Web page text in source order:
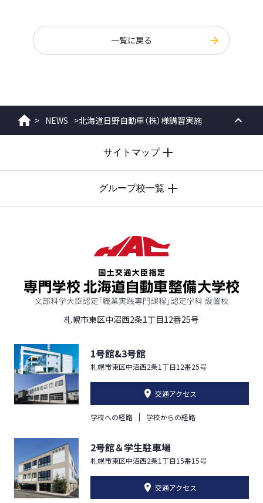
一覧に戻る
ホーム
> NEWS >北海道日野自動車（株）様講習実施
PAGE
サイトマップ
グループ校一覧
札幌市東区中沼西2条1丁目12番25号
1号館&3号館
札幌市東区中沼西2条1丁目12番25号
交通アクセス
学校への経路 学校からの経路
2号館＆学生駐車場
札幌市東区中沼西2条1丁目15番15号
交通アクセス